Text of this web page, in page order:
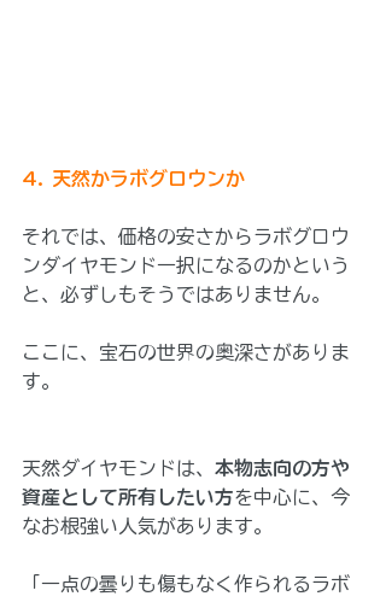
4. 天然かラボグロウンか
それでは、価格の安さからラボグロウ
ンダイヤモンド一択になるのかという
と、必ずしもそうではありません。
ここに、宝石の世界の奥深さがありま
す。
天然ダイヤモンドは、 本物志向の方や
資産として所有したい方を中心に、今
なお根強い人気があります。
「一点の曇りも傷もなく作られるラボ